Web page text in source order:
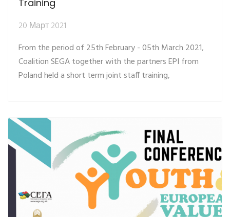
Training
20 Март 2021
From the period of 25th February - 05th March 2021,
Coalition SEGA together with the partners EPI from
Poland held a short term joint staff training,